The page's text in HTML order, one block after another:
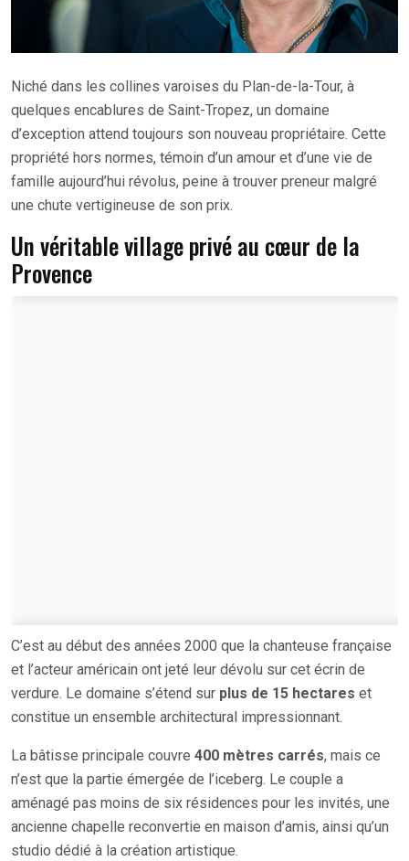
Niché dans les collines varoises du Plan-de-la-Tour, à
quelques encablures de Saint-Tropez, un domaine
d’exception attend toujours son nouveau propriétaire. Cette
propriété hors normes, témoin d’un amour et d’une vie de
famille aujourd’hui révolus, peine à trouver preneur malgré
une chute vertigineuse de son prix.
Un véritable village privé au cœur de la
Provence
C’est au début des années 2000 que la chanteuse française
et l’acteur américain ont jeté leur dévolu sur cet écrin de
verdure. Le domaine s’étend sur plus de 15 hectares et
constitue un ensemble architectural impressionnant.
La bâtisse principale couvre 400 mètres carrés, mais ce
n’est que la partie émergée de l’iceberg. Le couple a
aménagé pas moins de six résidences pour les invités, une
ancienne chapelle reconvertie en maison d’amis, ainsi qu’un
studio dédié à la création artistique.